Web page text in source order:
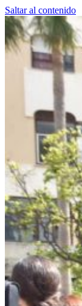
Saltar al contenido